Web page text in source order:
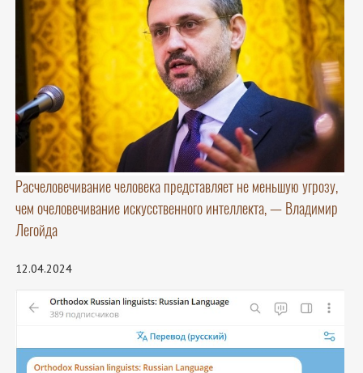
Расчеловечивание человека представляет не меньшую угрозу,
чем очеловечивание искусственного интеллекта, — Владимир
Легойда
12.04.2024